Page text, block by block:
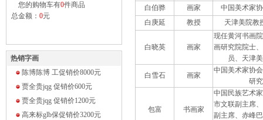
您的购物车有0件商品
总金额： 0元
热销字画
陈博陈博 工促销价8000元
贾全贵jqg 促销价600元
贾全贵jqg 促销价1200元
高来标glb保促销价3200元
白伯骅
画家
中国美术家
白庚延
教授 天津美院教
白晓英 画家
现任黄河书画
画研究院院士
员、天津
白雪石 画家
中国美术家协
研
包富 书画家
中国民族艺术
市文联副主席
副主席、赤峰